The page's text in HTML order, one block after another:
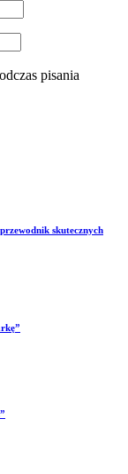
pisania
skutecznych